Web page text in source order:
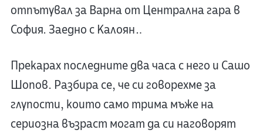
отпътувал за Варна от Централна гара в
София. Заедно с Калоян…
Прекарах последните два часа с него и Сашо
Шопов. Разбира се, че си говорехме за
глупости, които само трима мъже на
сериозна възраст могат да си наговорят